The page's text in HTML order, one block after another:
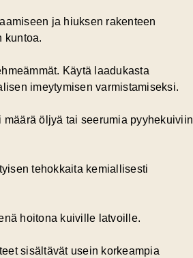
ja hiuksen rakenteen
kuntoa.
Käytä laadukasta
imeytymisen varmistamiseksi.
öljyä tai seerumia pyyhekuiviin
tehokkaita kemiallisesti
hoitona kuiville latvoille.
sisältävät usein korkeampia